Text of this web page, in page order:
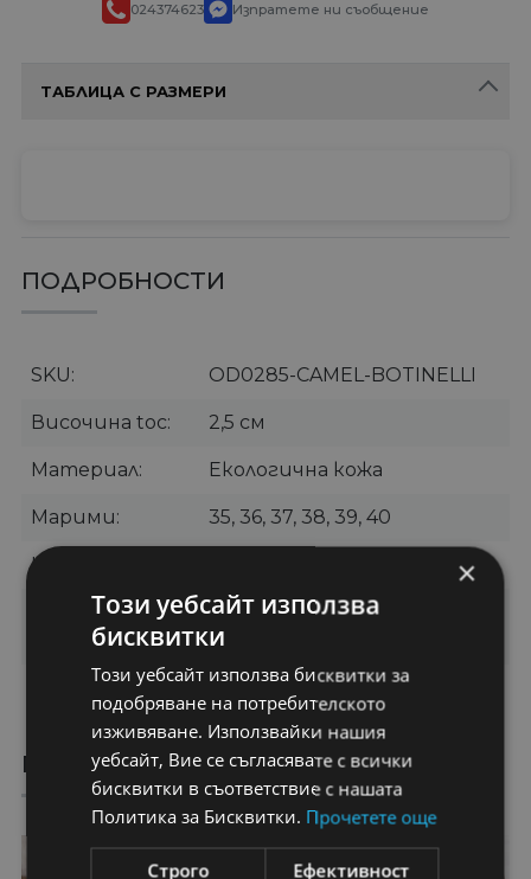
024374623 Изпратете ни съобщение
ТАБЛИЦА С РАЗМЕРИ
ПОДРОБНОСТИ
SKU OD0285-CAMEL-BOTINELLI
Височина toc 2,5 см
Материал Екологична кожа
Марими 35, 36, 37, 38, 39, 40
Цвят
Категории Дамски боти,Къси боти
Ежедневни боти
Botinelli
ПРЕПОРЪЧАНИ ПРОДУКТИ
55% 50%
×
Този уебсайт използва
бисквитки
Този уебсайт използва бисквитки за
подобряване на потребителското
изживяване. Използвайки нашия
уебсайт, Вие се съгласявате с всички
бисквитки в съответствие с нашата
Политика за Бисквитки. Прочетете още
Строго
Ефективност